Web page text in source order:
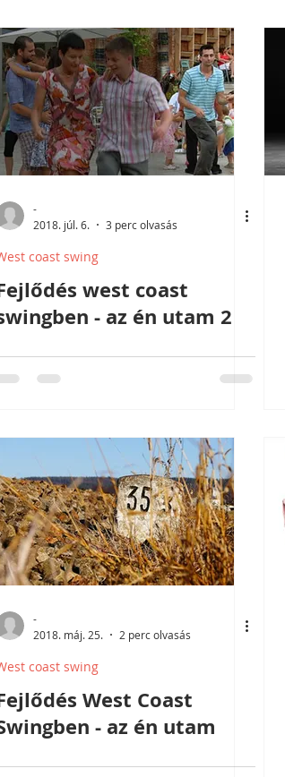
-
2018. júl. 6.
3 perc olvasás
coast swing
west coast
- az én utam 2
-
2018. máj. 25.
2 perc olvasás
coast swing
West Coast
- az én utam